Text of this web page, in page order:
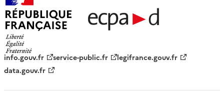
info.gouv.fr service-public.fr
legifrance.gouv.fr
data.gouv.fr